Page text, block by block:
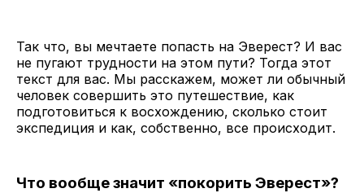
Так что, вы мечтаете попасть на Эверест? И вас
не пугают трудности на этом пути? Тогда этот
текст для вас. Мы расскажем, может ли обычный
человек совершить это путешествие, как
подготовиться к восхождению, сколько стоит
экспедиция и как, собственно, все происходит.
Что вообще значит «покорить Эверест»?